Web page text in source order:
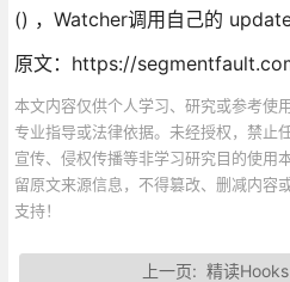
() ，Watcher调用自己的
原文：https://
本文内容仅供个人学习、研究或参考使
专业指导或法律依据。未经授权，禁止
宣传、侵权传播等非学习研究目的使用
留原文来源信息，不得篡改、删减内容
支持！
上一页: 精读